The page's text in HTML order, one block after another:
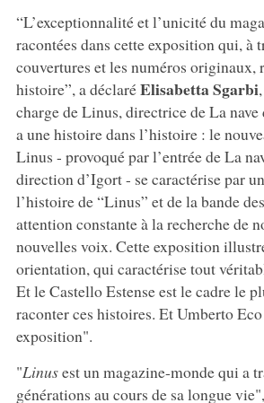
“L’exceptionnalité et l’unicité du
racontées dans cette exposition qui, à
couvertures et les numéros originaux,
histoire”, a déclaréElisabettaSgarbi
charge de Linus, directrice de La
a une histoire dans l’histoire : le
Linus - provoqué par l’entrée de La
direction d’Igort - se caractérise par
l’histoire de “Linus” et de la bande
attention constante à la recherche de
nouvelles voix. Cette exposition
orientation, qui caractérise tout
Et le Castello Estense est le cadre le
raconter ces histoires. Et Umberto
exposition".
"Linusest un magazine-monde qui a
générations au cours de sa longue